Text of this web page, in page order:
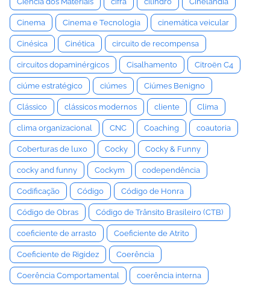
Cinema Cinema e Tecnologia cinemática veicular
Cinésica Cinética circuito de recompensa
circuitos dopaminérgicos Cisalhamento Citroën C4
ciúme estratégico ciúmes Ciúmes Benigno
Clássico clássicos modernos cliente Clima
clima organizacional CNC Coaching coautoria
Coberturas de luxo Cocky Cocky & Funny
cocky and funny Cockym codependência
Codificação Código Código de Honra
Código de Obras Código de Trânsito Brasileiro (CTB)
coeficiente de arrasto Coeficiente de Atrito
Coeficiente de Rigidez Coerência
Coerência Comportamental coerência interna